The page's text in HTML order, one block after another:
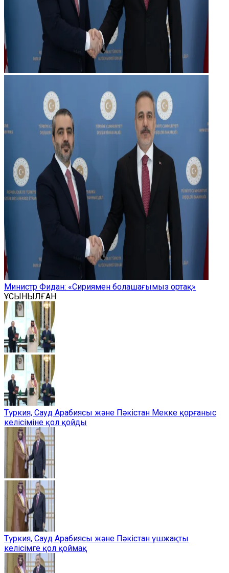
Министр Фидан: «Сириямен болашағымыз ортақ»
ҰСЫНЫЛҒАН
Түркия, Сауд Арабиясы және Пәкістан Мекке қорғаныс
келісіміне қол қойды
Түркия, Сауд Арабиясы және Пәкістан үшжақты
келісімге қол қоймақ